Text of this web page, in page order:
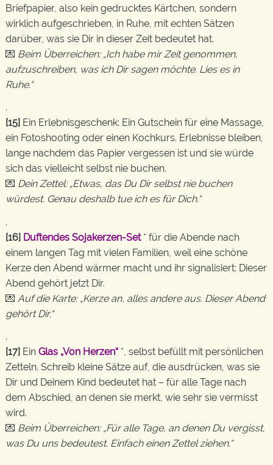
Briefpapier, also kein gedrucktes Kärtchen, sondern
wirklich aufgeschrieben, in Ruhe, mit echten Sätzen
darüber, was sie Dir in dieser Zeit bedeutet hat.
💌 Beim Überreichen: „Ich habe mir Zeit genommen,
aufzuschreiben, was ich Dir sagen möchte. Lies es in
Ruhe.“
.
[15] Ein Erlebnisgeschenk: Ein Gutschein für eine Massage,
ein Fotoshooting oder einen Kochkurs. Erlebnisse bleiben,
lange nachdem das Papier vergessen ist und sie würde
sich das vielleicht selbst nie buchen.
💌 Dein Zettel: „Etwas, das Du Dir selbst nie buchen
würdest. Genau deshalb tue ich es für Dich.“
.
[16] Duftendes Sojakerzen-Set* für die Abende nach
einem langen Tag mit vielen Familien, weil eine schöne
Kerze den Abend wärmer macht und ihr signalisiert: Dieser
Abend gehört jetzt Dir.
💌 Auf die Karte: „Kerze an, alles andere aus. Dieser Abend
gehört Dir.“
.
[17] Ein Glas „Von Herzen“ *, selbst befüllt mit persönlichen
Zetteln. Schreib kleine Sätze auf, die ausdrücken, was sie
Dir und Deinem Kind bedeutet hat – für alle Tage nach
dem Abschied, an denen sie merkt, wie sehr sie vermisst
wird.
💌 Beim Überreichen: „Für alle Tage, an denen Du vergisst,
was Du uns bedeutest. Einfach einen Zettel ziehen.“